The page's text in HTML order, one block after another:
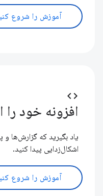
آموزش را شروع
code
افزونه خود
یاد بگیرید که گزارش‌ها و
اشکال‌زدایی پیدا کنید.
آموزش را شروع